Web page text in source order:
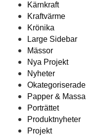
Kärnkraft
Kraftvärme
Krönika
Large Sidebar
Mässor
Nya Projekt
Nyheter
Okategoriserade
Papper & Massa
Porträttet
Produktnyheter
Projekt